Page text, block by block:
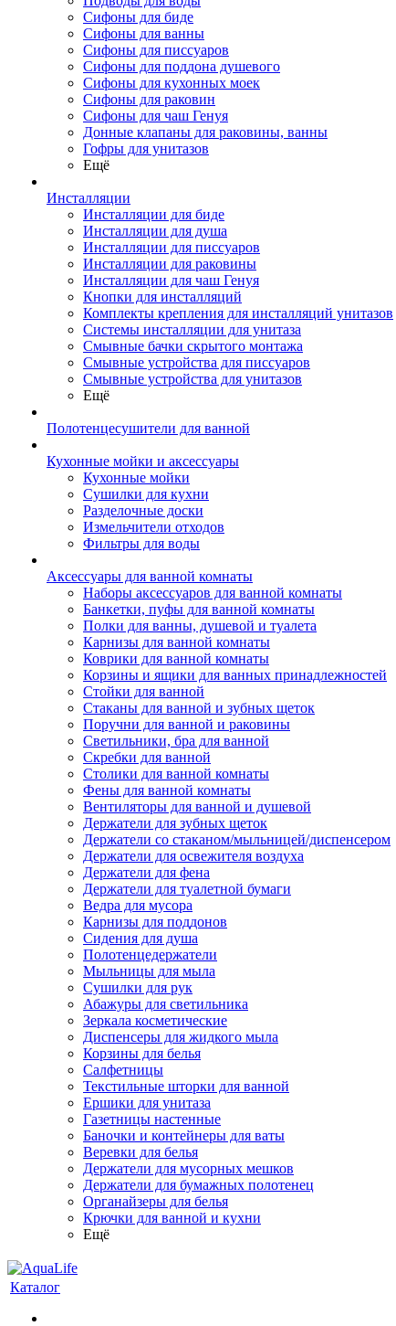
Сифоны для биде
Сифоны для ванны
Сифоны для писсуаров
Сифоны для поддона душевого
Сифоны для кухонных моек
Сифоны для раковин
Сифоны для чаш Генуя
Донные клапаны для раковины, ванны
Гофры для унитазов
Ещё
Инсталляции
Инсталляции для биде
Инсталляции для душа
Инсталляции для писсуаров
Инсталляции для раковины
Инсталляции для чаш Генуя
Кнопки для инсталляций
Комплекты крепления для инсталляций унитазов
Системы инсталляции для унитаза
Смывные бачки скрытого монтажа
Смывные устройства для писсуаров
Смывные устройства для унитазов
Ещё
Полотенцесушители для ванной
Кухонные мойки и аксессуары
Кухонные мойки
Сушилки для кухни
Разделочные доски
Измельчители отходов
Фильтры для воды
Аксессуары для ванной комнаты
Наборы аксессуаров для ванной комнаты
Банкетки, пуфы для ванной комнаты
Полки для ванны, душевой и туалета
Карнизы для ванной комнаты
Коврики для ванной комнаты
Корзины и ящики для ванных принадлежностей
Стойки для ванной
Стаканы для ванной и зубных щеток
Поручни для ванной и раковины
Светильники, бра для ванной
Скребки для ванной
Столики для ванной комнаты
Фены для ванной комнаты
Вентиляторы для ванной и душевой
Держатели для зубных щеток
Держатели со стаканом/мыльницей/диспенсером
Держатели для освежителя воздуха
Держатели для фена
Держатели для туалетной бумаги
Ведра для мусора
Карнизы для поддонов
Сидения для душа
Полотенцедержатели
Мыльницы для мыла
Сушилки для рук
Абажуры для светильника
Зеркала косметические
Диспенсеры для жидкого мыла
Корзины для белья
Салфетницы
Текстильные шторки для ванной
Ершики для унитаза
Газетницы настенные
Баночки и контейнеры для ваты
Веревки для белья
Держатели для мусорных мешков
Держатели для бумажных полотенец
Органайзеры для белья
Крючки для ванной и кухни
Ещё
Каталог